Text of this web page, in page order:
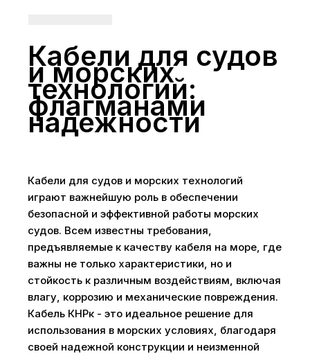
Кабели для судов
и морских
технологий:
флагманами
надежности
Кабели для судов и морских технологий
играют важнейшую роль в обеспечении
безопасной и эффективной работы морских
судов. Всем известны требования,
предъявляемые к качеству кабеля на море, где
важны не только характеристики, но и
стойкость к различным воздействиям, включая
влагу, коррозию и механические повреждения.
Кабель КНРк - это идеальное решение для
использования в морских условиях, благодаря
своей надежной конструкции и неизменной